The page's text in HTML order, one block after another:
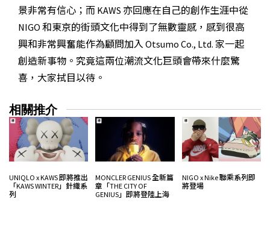
景非常有信心；而 KAWS 亦回應在自己的創作生涯中從
NIGO 和東京的街頭文化中得到了無數靈感，感到很高
興和非常興奮能作為顧問加入 Otsumo Co., Ltd. 家一起
創造新事物。究竟這兩位潮流文化巨頭會帶來什麼驚
喜，大家拭目以待。
相關推介
UNIQLO x KAWS 即將推出
「KAWS WINTER」針織系
列
MONCLER GENIUS 全新篇
章「THE CITY OF
GENIUS」即將登陸上海
NIGO x Nike 聯乘系列即
將登場